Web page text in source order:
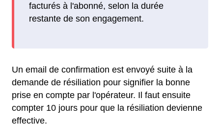
facturés à l'abonné, selon la durée
restante de son engagement.
Un email de confirmation est envoyé suite à la
demande de résiliation pour signifier la bonne
prise en compte par l'opérateur. Il faut ensuite
compter 10 jours pour que la résiliation devienne
effective.